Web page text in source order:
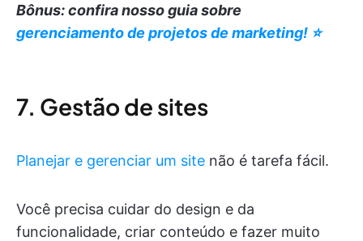
Bônus: confira nosso guia sobre
gerenciamento de projetos de marketing! ⭐️
7. Gestão de sites
Planejar e gerenciar um site não é tarefa fácil.
Você precisa cuidar do design e da
funcionalidade, criar conteúdo e fazer muito